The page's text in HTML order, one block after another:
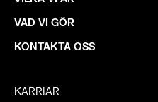
VAD VI GÖR
KONTAKTA OSS
KARRIÄR